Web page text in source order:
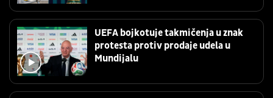
UEFA bojkotuje takmičenja u znak
protesta protiv prodaje udela u
Mundijalu